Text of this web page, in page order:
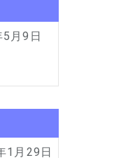
月9日
1月29日